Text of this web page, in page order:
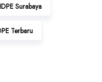
Surabaya
Terbaru